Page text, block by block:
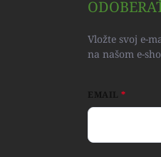
Vložte svoj e-
na našom e-
EMAIL